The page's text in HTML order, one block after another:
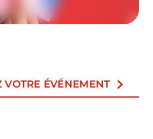
VOTRE ÉVÉNEMENT